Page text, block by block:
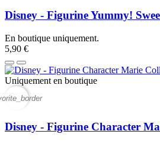
Disney - Figurine Yummy!
En boutique uniquement.
5,90 €
Uniquement en boutique
Disney - Figurine Character